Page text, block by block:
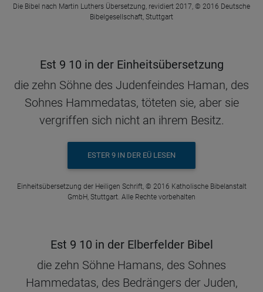
Die Bibel nach Martin Luthers Übersetzung, revidiert 2017, © 2016 Deutsche
Bibelgesellschaft, Stuttgart
Est 9 10 in der Einheitsübersetzung
die zehn Söhne des Judenfeindes Haman, des
Sohnes Hammedatas, töteten sie, aber sie
vergriffen sich nicht an ihrem Besitz.
ESTER 9 IN DER EÜ LESEN
Einheitsübersetzung der Heiligen Schrift, © 2016 Katholische Bibelanstalt
GmbH, Stuttgart. Alle Rechte vorbehalten
Est 9 10 in der Elberfelder Bibel
die zehn Söhne Hamans, des Sohnes
Hammedatas, des Bedrängers der Juden,